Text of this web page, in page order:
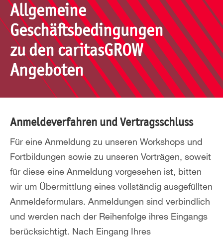
Allgemeine
Geschäftsbedingungen
zu den caritasGROW
Angeboten
Anmeldeverfahren und Vertragsschluss
Für eine Anmeldung zu unseren Workshops und
Fortbildungen sowie zu unseren Vorträgen, soweit
für diese eine Anmeldung vorgesehen ist, bitten
wir um Übermittlung eines vollständig ausgefüllten
Anmeldeformulars. Anmeldungen sind verbindlich
und werden nach der Reihenfolge ihres Eingangs
berücksichtigt. Nach Eingang Ihres